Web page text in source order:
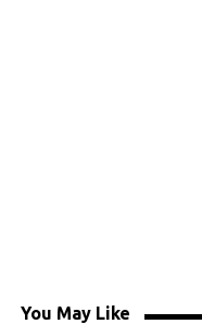
You May Like